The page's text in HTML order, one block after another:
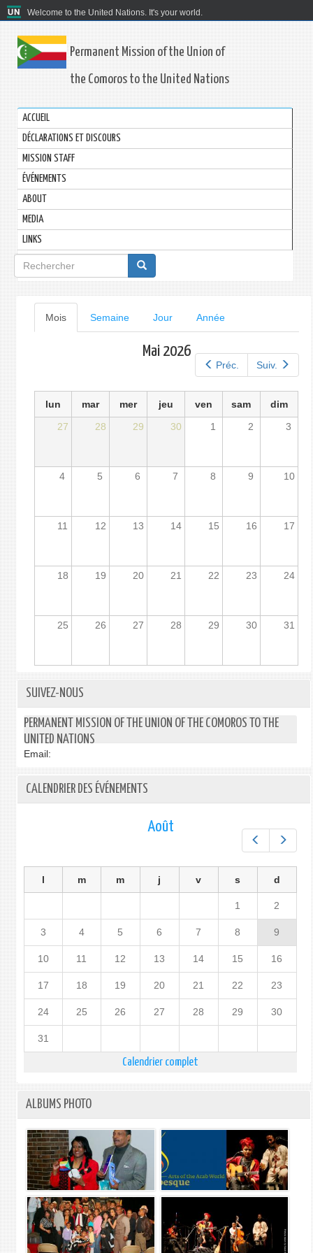
Welcome to the United Nations. It's your world.
Permanent Mission of the Union of
the Comoros to the United Nations
ACCUEIL
DÉCLARATIONS ET DISCOURS
MISSION STAFF
ÉVÉNEMENTS
ABOUT
MEDIA
LINKS
Formulaire
de
recherche
Onglets
principaux
Mois(onglet
actif)
Semaine Jour Année
Préc. Suiv.
Mai 2026
lun mar mer jeu ven sam
dim
27
28 29 30 1 2 3
4 5 6 7 8 9 10
11 12 13 14 15 16 17
18 19 20 21 22 23 24
25 26 27 28 29 30 31
SUIVEZ-NOUS
PERMANENT MISSION OF THE UNION OF THE COMOROS TO THE
UNITED NATIONS
Email:
CALENDRIER DES ÉVÉNEMENTS
Préc.
Août
l m m j v s d
1 2
3 4 5 6 7 8 9
10 11 12 13 14 15 16
17 18 19 20 21 22 23
24 25 26 27 28 29 30
31
Calendrier complet
ALBUMS PHOTO